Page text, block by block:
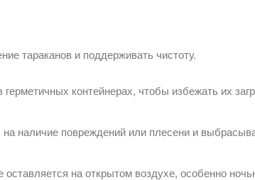
тараканов и поддерживать чистоту.
контейнерах, чтобы избежать их
наличие повреждений или плесени и
на открытом воздухе, особенно